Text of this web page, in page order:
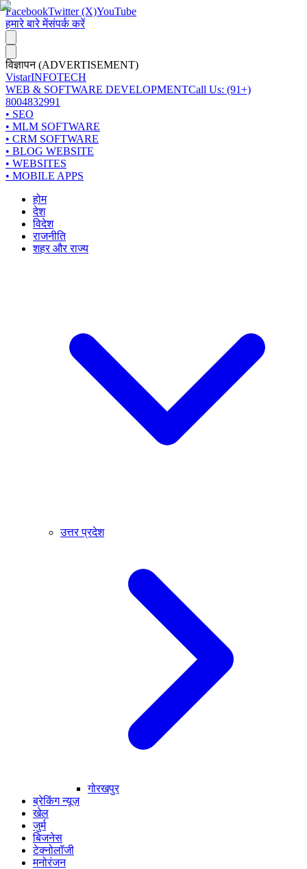
FacebookTwitter (X)YouTube
हमारे बारे मेंसंपर्क करें
विज्ञापन (ADVERTISEMENT)
VistarINFOTECH
WEB & SOFTWARE DEVELOPMENTCall Us: (91+)
8004832991
• SEO
• MLM SOFTWARE
• CRM SOFTWARE
• BLOG WEBSITE
• WEBSITES
• MOBILE APPS
होम
देश
विदेश
राजनीति
शहर और राज्य
उत्तर प्रदेश
गोरखपुर
ब्रेकिंग न्यूज़
खेल
जुर्म
बिजनेस
टेक्नोलॉजी
मनोरंजन